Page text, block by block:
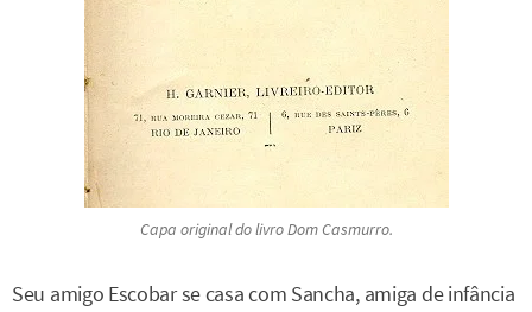
Capa original do livro Dom Casmurro.
Seu amigo Escobar se casa com Sancha, amiga de infância